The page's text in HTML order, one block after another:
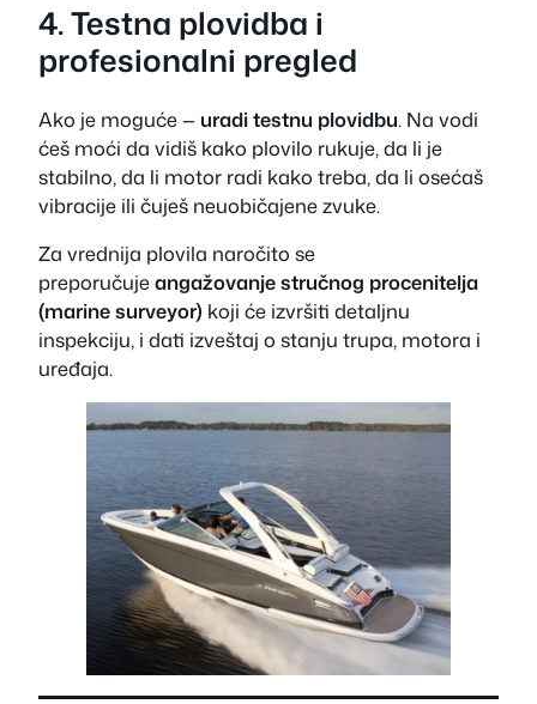
4. Testna plovidba i
profesionalni pregled
Ako je moguće — uradi testnu plovidbu. Na vodi
ćeš moći da vidiš kako plovilo rukuje, da li je
stabilno, da li motor radi kako treba, da li osećaš
vibracije ili čuješ neuobičajene zvuke.
Za vrednija plovila naročito se
preporučujeangažovanje stručnog procenitelja
(marine surveyor) koji će izvršiti detaljnu
inspekciju, i dati izveštaj o stanju trupa, motora i
uređaja.